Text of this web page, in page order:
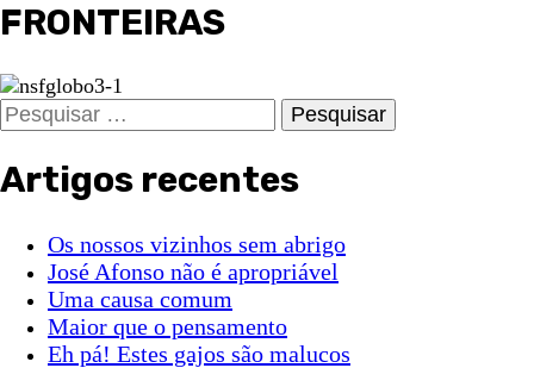
FRONTEIRAS
Pesquisar
por:
Artigos recentes
Os nossos vizinhos sem abrigo
José Afonso não é apropriável
Uma causa comum
Maior que o pensamento
Eh pá! Estes gajos são malucos